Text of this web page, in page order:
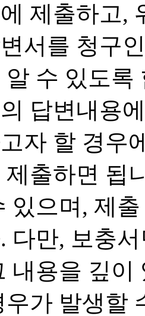
제출하고,
서를 청구
수 있도록
답변내용
자 할 경우
출하면 됩
있으며, 제
다만, 보충
내용을 깊이
가 발생할